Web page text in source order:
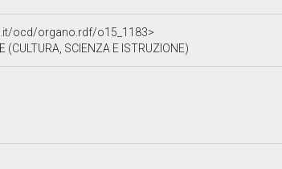
ocd/organo.rdf/o15_1183>
(CULTURA, SCIENZA E ISTRUZIONE)